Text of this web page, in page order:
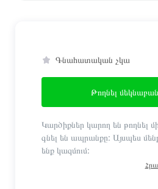
Գնահատական չկա
Թողնել
Կարծիքներ կարող են թողնել
գնել են ապրանքը: Այսպես
ենք կազմում: